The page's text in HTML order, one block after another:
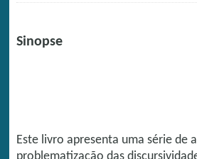
Sinopse
Este livro apresenta uma série de